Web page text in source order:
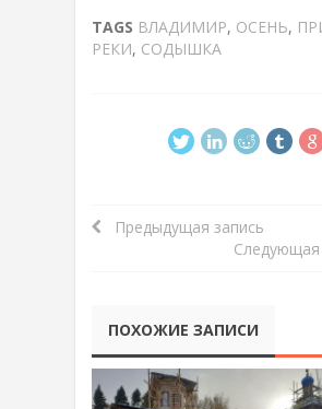
TAGS ВЛАДИМИР, ОСЕНЬ,
РЕКИ, СОДЫШКА
Предыдущая запись
Следующая
ПОХОЖИЕ ЗАПИСИ